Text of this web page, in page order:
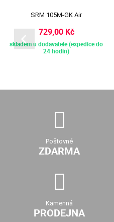
SRM 105M-GK Air
729,00 Kč
skladem u dodavatele (expedice do
24 hodin)
Poštovné
ZDARMA
Kamenná
PRODEJNA